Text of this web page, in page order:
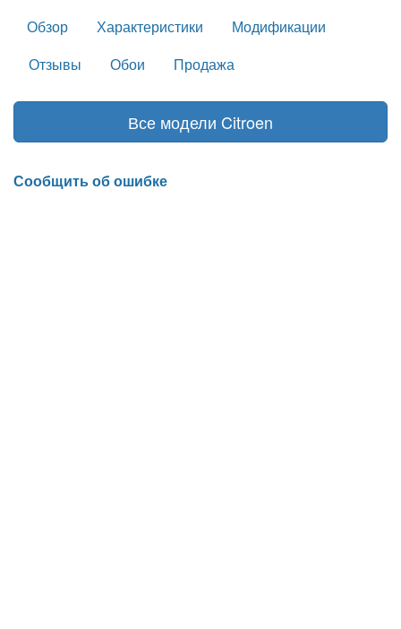
Обзор
Характеристики
Модификации
Отзывы
Обои Продажа
Все модели Citroen
Сообщить об ошибке